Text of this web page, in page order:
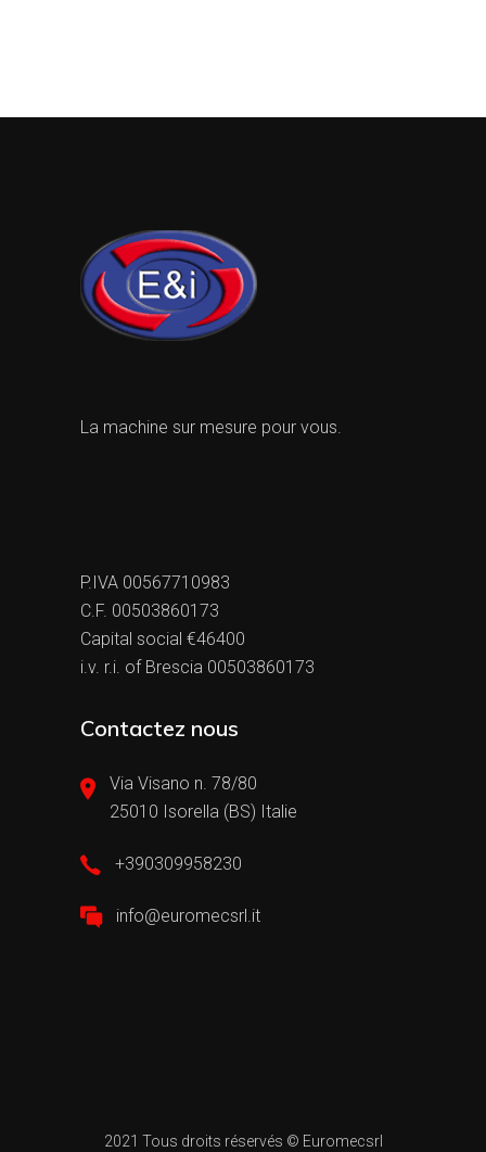
La machine sur mesure pour vous.
P.IVA 00567710983
C.F. 00503860173
Capital social €46400
i.v. r.i. of Brescia 00503860173
Contactez nous
Via Visano n. 78/80
25010 Isorella (BS) Italie
+390309958230
info@euromecsrl.it
2021 Tous droits réservés © Euromecsrl